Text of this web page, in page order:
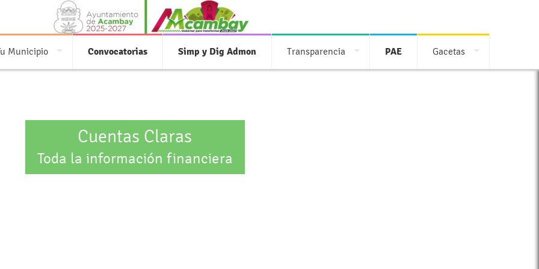
Municipio Convocatorias Simp y Dig Admon Transparencia PAE Gacetas
Cuentas Claras
Toda la información financiera